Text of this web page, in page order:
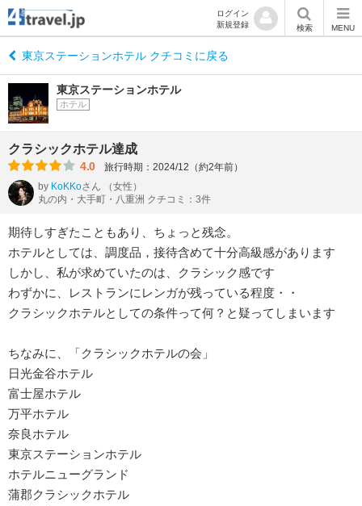
ログイン
新規登録
検索 MENU
東京ステーションホテル クチコミに戻る
東京ステーションホテル
ホテル
クラシックホテル達成
4.0
旅行時期：2024/12（約2年前）
by KoKKoさん
（女性）
丸の内・大手町・八重洲 クチコミ：3件
期待しすぎたこともあり、ちょっと残念。
ホテルとしては、調度品，接待含めて十分高級感があります
しかし、私が求めていたのは、クラシック感です
わずかに、レストランにレンガが残っている程度・・
クラシックホテルとしての条件って何？と疑ってしまいます
ちなみに、「クラシックホテルの会」
日光金谷ホテル
富士屋ホテル
万平ホテル
奈良ホテル
東京ステーションホテル
ホテルニューグランド
蒲郡クラシックホテル